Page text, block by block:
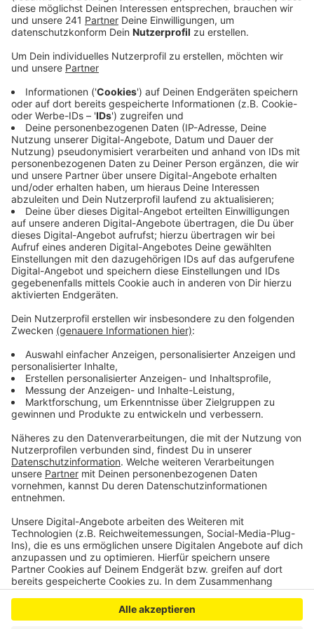
Anzeige
Anzeige
Weg gemeldet, dort brannten mehrere
Schaustellerwagen. Laut Feuerwehr drohte das Feuer
auch auf ein Lagerhaus und ein angrenzendes
Wohnhaus überzuschlagen. Verletzt wurde bei dem
Brand niemand – das Haus war leer. Neben mehreren
Löschtrupps setzte die Feuerwehr auch eine
Drehleiter zur Brandbekämpfung ein. Das Feuer und vor
allem die Glutnester waren aber hartnäckig, erst nach
zweieinhalb Stunden waren die letzten gelöscht. Die
drei Schaustellerwagen brannten allerdings vollständig
ab – die Polizei spricht von einem Schaden im
mittleren sechsstelligen Bereich. Warum das Feuer
ausgebrochen ist, ist noch unklar – der Brandort wurde
beschlagnahmt und soll weiter untersucht werden.
++Update:++ Am Donnerstagmorgen sind laut
Feuerwehr noch einmal Glutnester aufgeflammt, es
stieg Rauch auf. Deshalb rückte die Feuerwehr noch
mal an und löschte erneut für eine knappe Stunde.
Anzeige